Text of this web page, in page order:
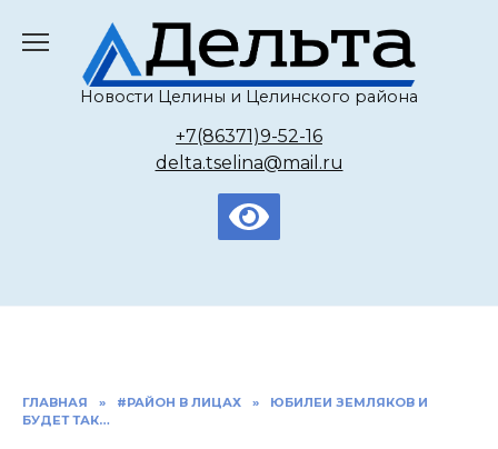
содержанию
Новости Целины и Целинского района
+7(86371)9-52-16
delta.tselina@mail.ru
ГЛАВНАЯ » #РАЙОН В ЛИЦАХ »
ЮБИЛЕИ ЗЕМЛЯКОВ И
БУДЕТ ТАК…